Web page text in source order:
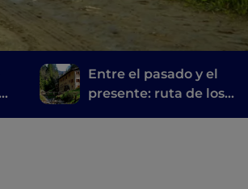
Entre el pasado y el
presente: ruta de los